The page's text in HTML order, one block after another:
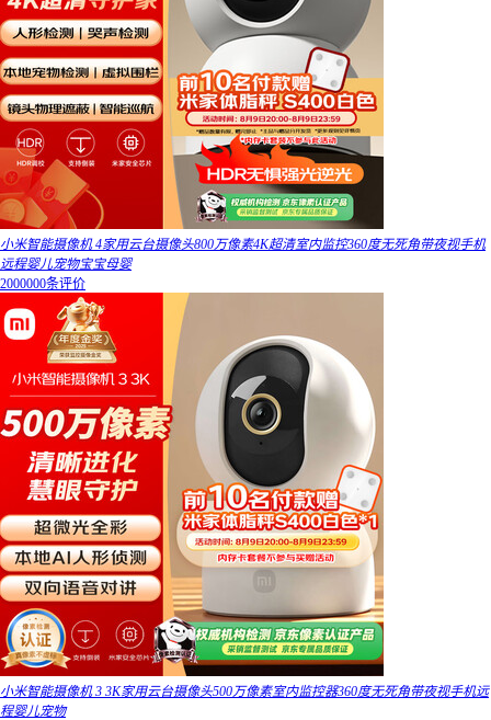
小米智能摄像机 4家用云台摄像头800万像素4K超清室内监控360度无死角带夜视手机
远程婴儿宠物宝宝母婴
2000000条评价
小米智能摄像机 3 3K家用云台摄像头500万像素室内监控器360度无死角带夜视手机远
程婴儿宠物